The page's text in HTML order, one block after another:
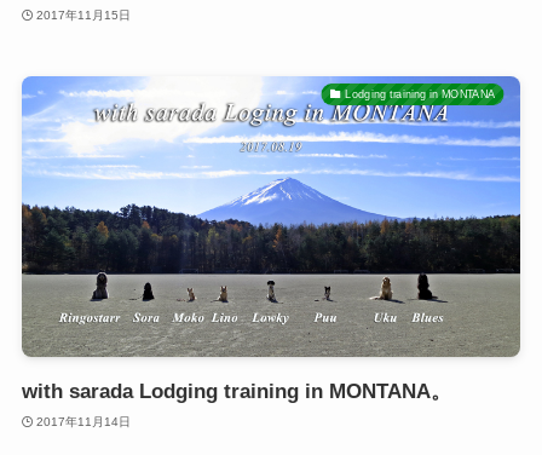
2017年11月15日
Lodging training in MONTANA
with sarada Lodging training in MONTANA。
2017年11月14日